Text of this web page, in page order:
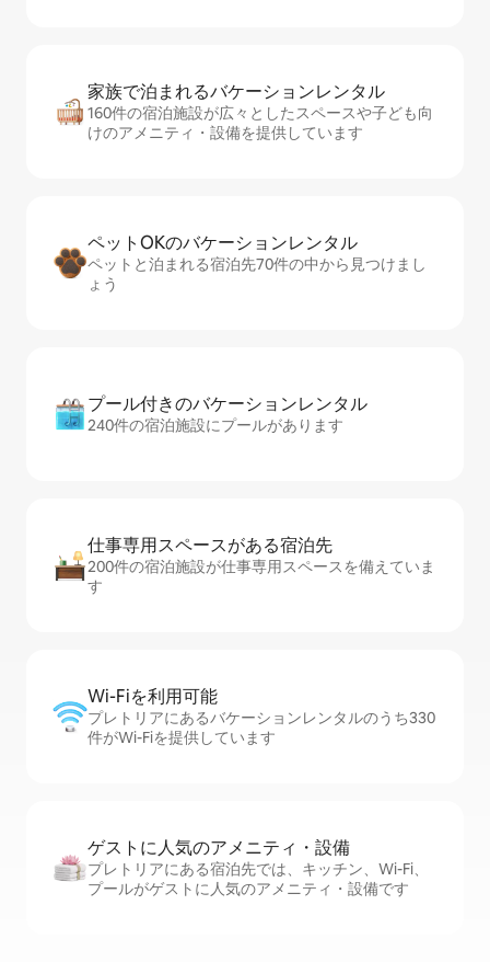
家族で泊まれるバ⁠ケ⁠ー⁠シ⁠ョ⁠ンレ⁠ン⁠タ⁠ル
160件の宿泊施設が広々としたスペースや子ども向
けのアメニティ・設備を提供しています
ペットOKのバ⁠ケ⁠ー⁠シ⁠ョ⁠ンレ⁠ン⁠タ⁠ル
ペットと泊まれる宿泊先70件の中から見つけまし
ょう
プール付きのバ⁠ケ⁠ー⁠シ⁠ョ⁠ンレ⁠ン⁠タ⁠ル
240件の宿泊施設にプールがあります
仕事専用ス⁠ペ⁠ー⁠スがあ⁠る宿⁠泊⁠先
200件の宿泊施設が仕事専用スペースを備えていま
す
Wi-Fiを利⁠用⁠可⁠能
プレトリアにあるバケーションレンタルのうち330
件がWi-Fiを提供しています
ゲストに人⁠気⁠のア⁠メ⁠ニ⁠テ⁠ィ・設⁠備
プレトリアにある宿泊先では、キッチン、Wi-Fi、
プールがゲストに人気のアメニティ・設備です